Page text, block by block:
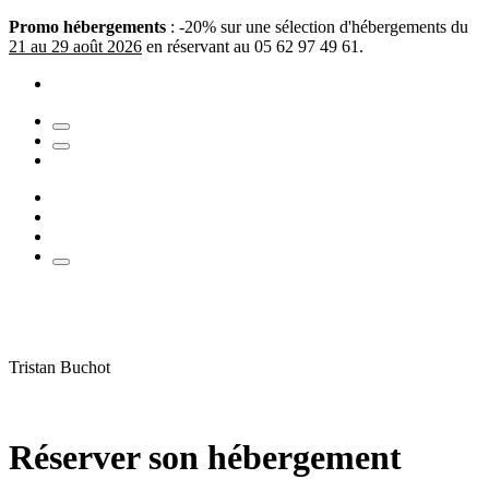
Promo hébergements : -20% sur une sélection d'hébergements du
21 au 29 août 2026 en réservant au 05 62 97 49 61.
Tristan Buchot
Réserver son hébergement